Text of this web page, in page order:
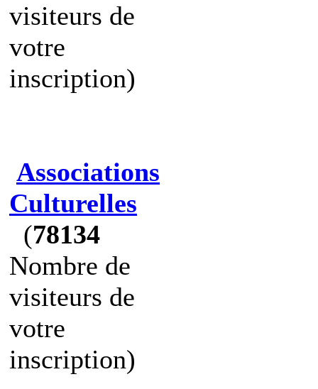
visiteurs de
votre
inscription)
Associations
Culturelles
(78134
Nombre de
visiteurs de
votre
inscription)